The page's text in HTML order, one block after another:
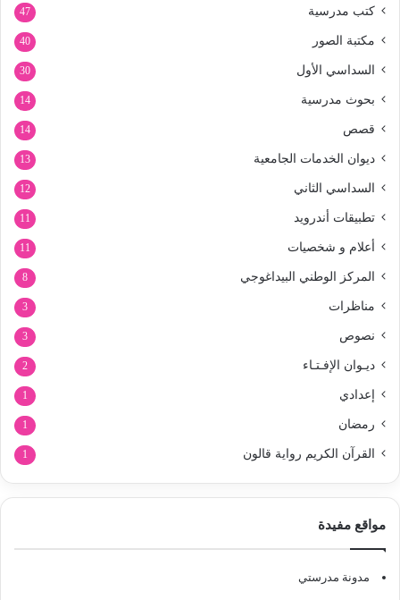
كتب مدرسية 47
مكتبة الصور 40
السداسي الأول 30
بحوث مدرسية 14
قصص 14
ديوان الخدمات الجامعية 13
السداسي الثاني 12
تطبيقات أندرويد 11
أعلام و شخصيات 11
المركز الوطني البيداغوجي 8
مناظرات 3
نصوص 3
ديـوان الإفـتـاء 2
إعدادي 1
رمضان 1
القرآن الكريم رواية قالون 1
مواقع مفيدة
مدونة مدرستي